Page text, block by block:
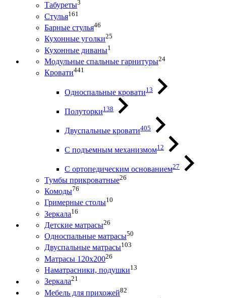
Табуреты3
Стулья161
Барные стулья46
Кухонные уголки25
Кухонные диваны1
Модульные спальные гарнитуры24
Кровати441
Односпальные кровати13
Полуторки138
Двуспальные кровати405
С подъемным механизмом12
С ортопедическим основанием27
Тумбы прикроватные26
Комоды76
Гримерные столы10
Зеркала16
Детские матрасы26
Односпальные матрасы50
Двуспальные матрасы103
Матрасы 120х20026
Наматрасники, подушки13
Зеркала21
Мебель для прихожей82